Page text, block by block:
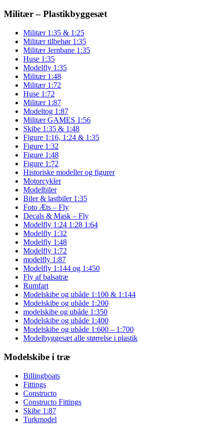
Militær – Plastikbyggesæt
Militær 1:35 & 1:25
Militær tilbehør 1:35
Militær Jernbane 1:35
Huse 1:35
Modelfly 1:35
Militær 1:48
Militær 1:72
Huse 1:72
Militær 1:87
Modeltog 1:87
Militær GAMES 1:56
Skibe 1:35 & 1:48
Figure 1:16, 1:24 & 1:35
Figure 1:32
Figure 1:48
Figure 1:72
Historiske modeller og figurer
Motorcykler
Modelbiler
Biler & lastbiler 1:35
Foto Æts – Fly
Decals & Mask – Fly
Modelfly 1:24 1:28 1:64
Modelfly 1:32
Modelfly 1:48
Modelfly 1:72
modelfly 1:87
Modelfly 1:144 og 1:450
Fly af balsatræ
Rumfart
Modelskibe og ubåde 1:100 & 1:144
Modelskibe og ubåde 1:200
modelskibe og ubåde 1:350
Modelskibe og ubåde 1:400
Modelskibe og ubåde 1:600 – 1:700
Modelbyggesæt alle størrelse i plastik
Modelskibe i træ
Billingboats
Fittings
Constructo
Constructo Fittings
Skibe 1:87
Turkmodel